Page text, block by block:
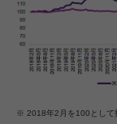
※ 2018年2月を100として